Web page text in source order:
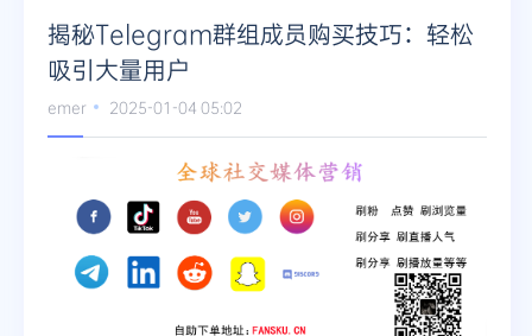
揭秘Telegram群组成员购买技巧：轻松
吸引大量用户
emer 2025-01-04 05:02